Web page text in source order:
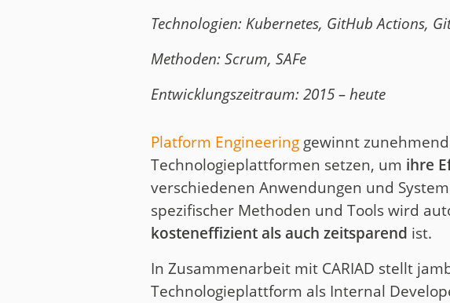
Technologien: Kubernetes, GitHub Actions,
Methoden: Scrum, SAFe
Entwicklungszeitraum: 2015 – heute
Platform Engineering gewinnt
Technologieplattformen setzen, um ihre
verschiedenen Anwendungen und
spezifischer Methoden und Tools wird
kosteneffizient als auch zeitsparend ist.
In Zusammenarbeit mit CARIAD stellt
Technologieplattform als Internal